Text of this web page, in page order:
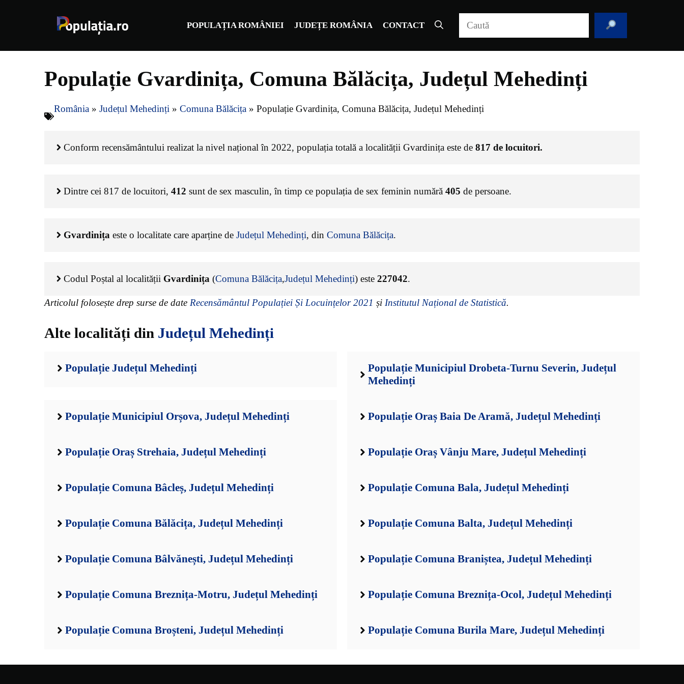
POPULAȚIA ROMÂNIEI JUDEȚE ROMÂNIA CONTACT
Populație Gvardinița, Comuna Bălăcița, Județul Mehedinți
România » Județul Mehedinți » Comuna Bălăcița » Populație Gvardinița, Comuna Bălăcița, Județul Mehedinți
Conform recensământului realizat la nivel național în 2022, populația totală a localității Gvardinița este de 817 de locuitori.
Dintre cei 817 de locuitori, 412 sunt de sex masculin, în timp ce populația de sex feminin numără 405 de persoane.
Gvardinița este o localitate care aparține de Județul Mehedinți, din Comuna Bălăcița.
Codul Poștal al localității Gvardinița (Comuna Bălăcița,Județul Mehedinți) este 227042.
Articolul folosește drep surse de date Recensământul Populației Și Locuințelor 2021 și Institutul Național de Statistică.
Alte localități din Județul Mehedinți
Populație Județul Mehedinți
Populație Municipiul Drobeta-Turnu Severin, Județul
Mehedinți
Populație Municipiul Orșova, Județul Mehedinți Populație Oraș Baia De Aramă, Județul Mehedinți
Populație Oraș Strehaia, Județul Mehedinți Populație Oraș Vânju Mare, Județul Mehedinți
Populație Comuna Bâcleș, Județul Mehedinți Populație Comuna Bala, Județul Mehedinți
Populație Comuna Bălăcița, Județul Mehedinți Populație Comuna Balta, Județul Mehedinți
Populație Comuna Bâlvănești, Județul Mehedinți Populație Comuna Braniștea, Județul Mehedinți
Populație Comuna Breznița-Motru, Județul Mehedinți Populație Comuna Breznița-Ocol, Județul Mehedinți
Populație Comuna Broșteni, Județul Mehedinți Populație Comuna Burila Mare, Județul Mehedinți